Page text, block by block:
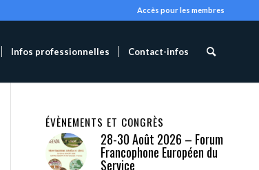
Accès pour les membres
Infos professionnelles Contact-infos
ÉVÈNEMENTS ET CONGRÈS
28-30 Août 2026 – Forum
Francophone Européen du
Service